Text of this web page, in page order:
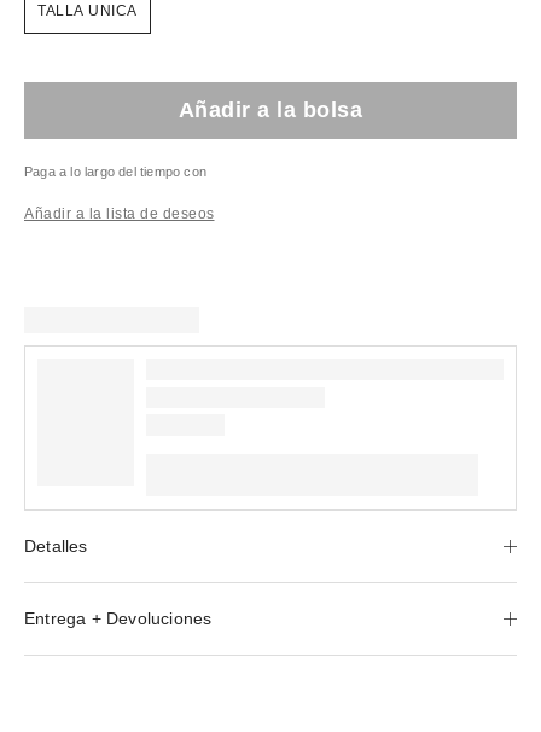
TALLA UNICA
Añadir a la bolsa
Paga a lo largo del tiempo con
Añadir a la lista de deseos
Detalles
Entrega + Devoluciones